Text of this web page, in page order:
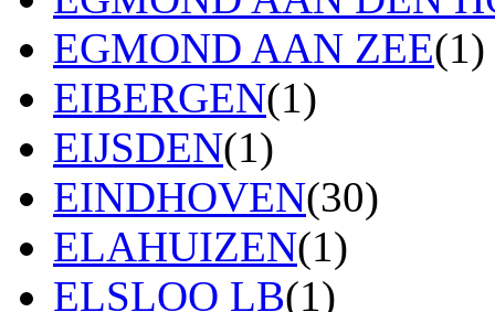
EGMOND AAN ZEE(1)
EIBERGEN(1)
EIJSDEN(1)
EINDHOVEN(30)
ELAHUIZEN(1)
ELSLOO LB(1)